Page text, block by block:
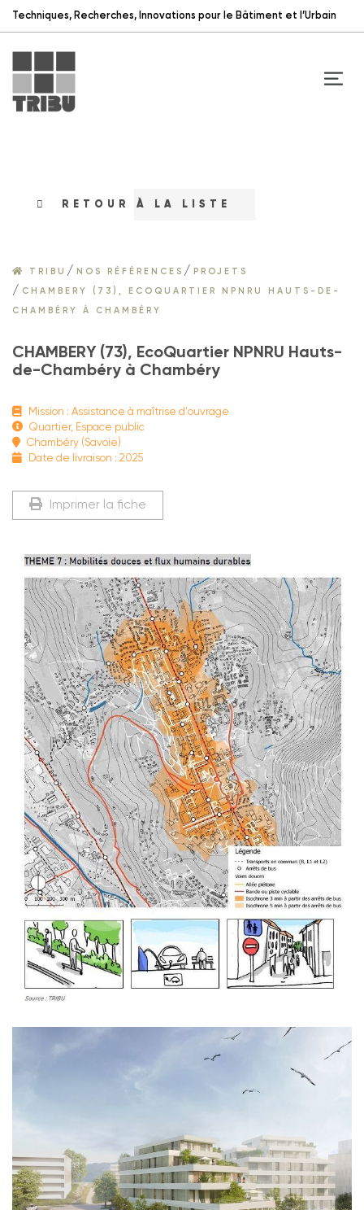
Techniques, Recherches, Innovations pour le Bâtiment et l’Urbain
RETOUR À LA LISTE
TRIBU / NOS RÉFÉRENCES / PROJETS
/ CHAMBERY (73), ECOQUARTIER NPNRU HAUTS-DE-
CHAMBÉRY À CHAMBÉRY
CHAMBERY (73), EcoQuartier NPNRU Hauts-
de-Chambéry à Chambéry
Mission : Assistance à maîtrise d'ouvrage
Quartier, Espace public
Chambéry (Savoie)
Date de livraison : 2025
Imprimer la fiche